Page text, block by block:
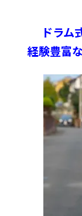
ドラム
経験豊富